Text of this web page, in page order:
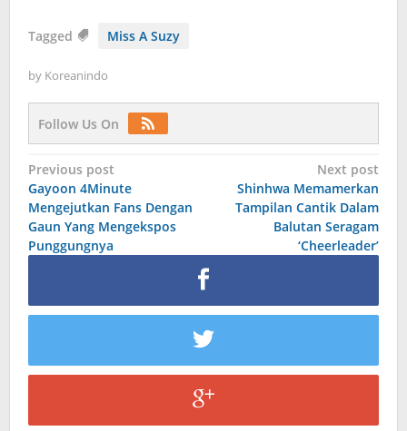
Tagged Miss A Suzy
by Koreanindo
Follow Us On
Post
navigation
Previous post
Gayoon 4Minute
Mengejutkan Fans Dengan
Gaun Yang Mengekspos
Punggungnya
Next post
Shinhwa Memamerkan
Tampilan Cantik Dalam
Balutan Seragam
‘Cheerleader’